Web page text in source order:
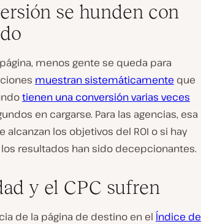
se hunden con
menos gente se queda para
muestran sistemáticamente que
tienen una conversión varias veces
en cargarse. Para las agencias, esa
los objetivos del ROI o si hay
resultados han sido decepcionantes.
y el CPC sufren
de la página de destino en el Índice de